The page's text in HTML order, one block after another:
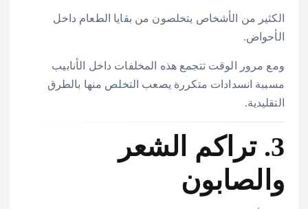
الكثير من الأشخاص يتخلصون من بقايا الطعام داخل
الأحواض.
ومع مرور الوقت تتجمع هذه المخلفات داخل الأنابيب
مسببة انسدادات متكررة يصعب التخلص منها بالطرق
التقليدية.
3. تراكم الشعر
والصابون